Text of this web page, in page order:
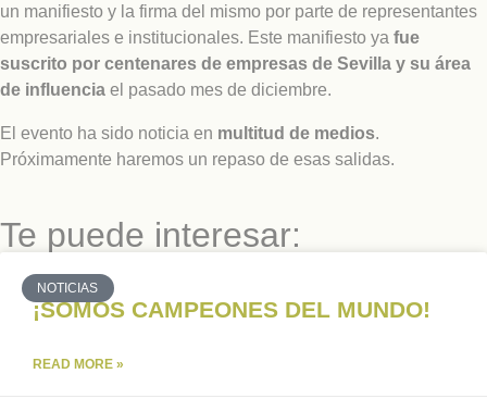
un manifiesto y la firma del mismo por parte de representantes
empresariales e institucionales. Este manifiesto ya fue
suscrito por centenares de empresas de Sevilla y su área
de influencia el pasado mes de diciembre.
El evento ha sido noticia en multitud de medios.
Próximamente haremos un repaso de esas salidas.
Te puede interesar:
NOTICIAS
¡SOMOS CAMPEONES DEL MUNDO!
READ MORE »